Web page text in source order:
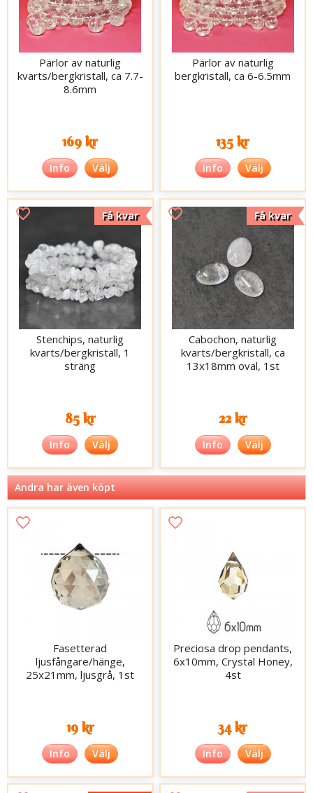
Pärlor av naturlig
kvarts/bergkristall, ca 7.7-
8.6mm
169 kr
Info Välj
Pärlor av naturlig
bergkristall, ca 6-6.5mm
135 kr
Info Välj
Få kvar
Stenchips, naturlig
kvarts/bergkristall, 1
sträng
85 kr
Info Välj
Få kvar
Cabochon, naturlig
kvarts/bergkristall, ca
13x18mm oval, 1st
22 kr
Info Välj
Andra har även köpt
Fasetterad
ljusfångare/hänge,
25x21mm, ljusgrå, 1st
19 kr
Info Välj
Preciosa drop pendants,
6x10mm, Crystal Honey,
4st
34 kr
Info Välj